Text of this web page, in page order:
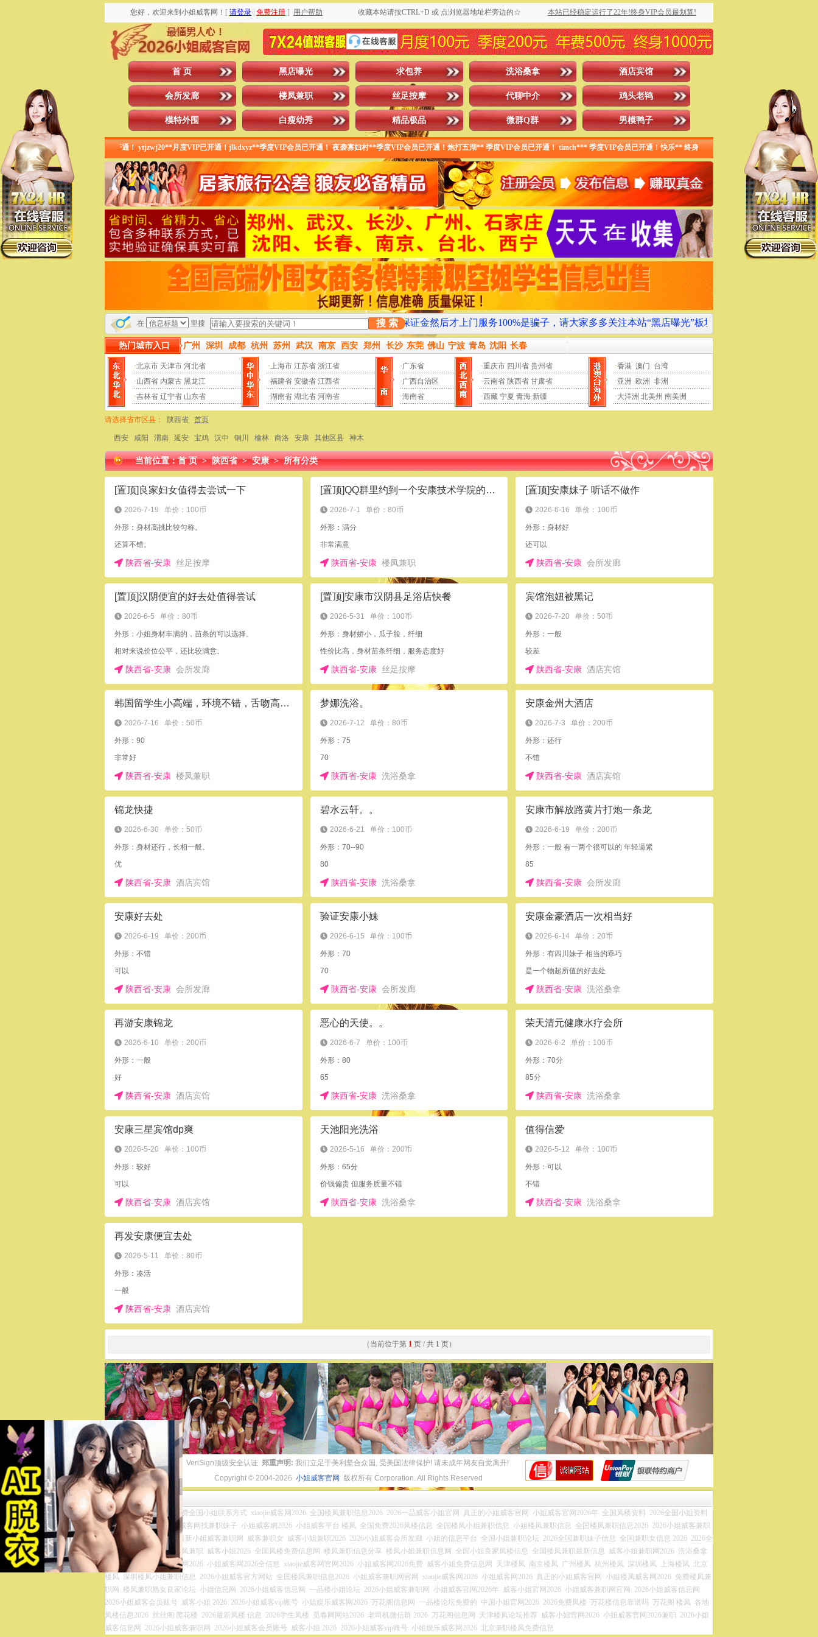
您好，欢迎来到小姐威客网！ [ 请登录 免费注册 ] 用户帮助 收藏本站请按CTRL+D 或 点浏览器地址栏旁边的☆ 本站已经稳定运行了22年!终身VIP会员最划算!
首 页 黑店曝光 求包养 洗浴桑拿 酒店宾馆
会所发廊 楼凤兼职 丝足按摩 代聊中介 鸡头老鸨
模特外围 白瘦幼秀 精品极品 微群Q群 男模鸭子
年VIP会员已开通！ ytjzwj20**月度VIP已开通！jlkdxyz**季度VIP会员已开通！ 夜袭寡妇村**季度VIP会员已开通！炮打五湖** 季度VIP会员已开通！ timch*** 季度VIP会员已开通！快乐** 终身VIP会员已开通！ 小** 月度VIP已
在 里搜 搜 索
户数量更新频率均遥遥领先其他仿冒站点！一直被模仿从未被超越！ 先交路费保证金然后才上门服务100%是骗子，请大家多多关注本站“黑店曝光”板块，以免上当受骗！
热门城市入口 广州 深圳 成都 杭州 苏州 武汉 南京 西安 郑州 长沙 东莞 佛山 宁波 青岛 沈阳 长春
·北京市 天津市 河北省
·山西省 内蒙古 黑龙江
·吉林省 辽宁省 山东省
·上海市 江苏省 浙江省
·福建省 安徽省 江西省
·湖南省 湖北省 河南省
·广东省
·广西自治区
·海南省
·重庆市 四川省 贵州省
·云南省 陕西省 甘肃省
·西藏 宁夏 青海 新疆
·香港 澳门
台湾
·亚洲 欧洲 非洲
·大洋洲 北美州 南美洲
请选择省市区县： 陕西省 首页
西安 咸阳 渭南 延安 宝鸡 汉中 铜川 榆林 商洛 安康 其他区县 神木
当前位置：首 页>陕西省>安康>所有分类
[置顶]良家妇女值得去尝试一下
2026-7-19 单价：100币
外形：身材高挑比较匀称。
还算不错。
陕西省-安康 丝足按摩
[置顶]QQ群里约到一个安康技术学院的小太妹，物超所值
2026-7-1 单价：80币
外形：满分
非常满意
陕西省-安康楼凤兼职
[置顶]安康妹子 听话不做作
2026-6-16 单价：100币
外形：身材好
还可以
陕西省-安康 会所发廊
[置顶]汉阴便宜的好去处值得尝试
2026-6-5 单价：80币
外形：小姐身材丰满的，苗条的可以选择。
相对来说价位公平，还比较满意。
陕西省-安康 会所发廊
[置顶]安康市汉阴县足浴店快餐
2026-5-31 单价：100币
外形：身材娇小，瓜子脸，纤细
性价比高，身材苗条纤细，服务态度好
陕西省-安康丝足按摩
宾馆泡妞被黑记
2026-7-20 单价：50币
外形：一般
较差
陕西省-安康 酒店宾馆
韩国留学生小高端，环境不错，舌吻高超，颜值高
2026-7-16 单价：50币
外形：90
非常好
陕西省-安康 楼凤兼职
梦娜洗浴。
2026-7-12 单价：80币
外形：75
70
陕西省-安康洗浴桑拿
安康金州大酒店
2026-7-3 单价：200币
外形：还行
不错
陕西省-安康 酒店宾馆
锦龙快捷
2026-6-30 单价：50币
外形：身材还行，长相一般。
优
陕西省-安康 酒店宾馆
碧水云轩。。
2026-6-21 单价：100币
外形：70--90
80
陕西省-安康洗浴桑拿
安康市解放路黄片打炮一条龙
2026-6-19 单价：200币
外形：一般 有一两个很可以的 年轻逼紧
85
陕西省-安康 会所发廊
安康好去处
2026-6-19 单价：200币
外形：不错
可以
陕西省-安康 会所发廊
验证安康小妹
2026-6-15 单价：100币
外形：70
70
陕西省-安康会所发廊
安康金豪酒店一次相当好
2026-6-14 单价：20币
外形：有四川妹子 相当的乖巧
是一个物超所值的好去处
陕西省-安康 洗浴桑拿
再游安康锦龙
2026-6-10 单价：200币
外形：一般
好
陕西省-安康 酒店宾馆
恶心的天使。。
2026-6-7 单价：100币
外形：80
65
陕西省-安康洗浴桑拿
荣天清元健康水疗会所
2026-6-2 单价：100币
外形：70分
85分
陕西省-安康 洗浴桑拿
安康三星宾馆dp爽
2026-5-20 单价：100币
外形：较好
可以
陕西省-安康 酒店宾馆
天池阳光洗浴
2026-5-16 单价：200币
外形：65分
价钱偏贵 但服务质量不错
陕西省-安康洗浴桑拿
值得信爱
2026-5-12 单价：100币
外形：可以
不错
陕西省-安康 洗浴桑拿
再发安康便宜去处
2026-5-11 单价：80币
外形：凑活
一般
陕西省-安康 酒店宾馆
（当前位于第 1页 / 共 1页）
VeriSign顶级安全认证 郑重声明: 我们立足于美利坚合众国, 受美国法律保护! 请未成年网友自觉离开!
Copyright © 2004-2026 小姐威客官网 版权所有 Corporation. All Rights Reserved
友情链接
小姐威客兼职网官网 免费全国小姐联系方式 xiaojie威客网2026 全国楼凤兼职信息2026 2026一品威客小姐官网 真正的小姐威客官网 小姐威客官网2026年 全国凤楼资料
2026全国小姐资料
zip
全国各地凤楼资源 威客网找兼职妹子 小姐威客網2026 小姐威客平台 楼凤 全国免费2026凤楼信息 全国楼凤小姐兼职信息 小姐楼凤兼职信息 全国楼凤兼职信息2026 2026小姐威客兼职
一品小姐威客官网 最新小姐威客兼职网 威客兼职女 威客小姐兼职2026 2026小姐威客会所发廊 小姐的信息平台 全国小姐兼职论坛 2026全国兼职妹子信息 全国兼职女信息 2026 2026全
国兼职妹子信息
小妹楼凤兼职 威客小姐2026 全国凤楼免费信息网 楼凤兼职信息分享 楼凤小姐兼职信息网 全国小姐良家凤楼信息 全国楼凤兼职最新信息 威客小姐兼职网2026 洗浴桑拿
威客网2026
威客小姐官网2026 小姐威客网2026全信息 xiaojie威客网官网2026 小姐威客网2026免费 威客小姐免费信息网 天津楼凤 南京楼凤 广州楼凤 杭州楼凤 深圳楼凤 上海楼凤 北京
楼凤 深圳楼凤小姐兼职信息 2026小姐威客官方网站 全国楼凤兼职信息2026 小姐威客兼职网官网 xiaojie威客网2026 小姐威客网2026 真正的小姐威客官网 小姐楼凤威客网2026 免费楼凤兼
职网
楼凤兼职熟女良家论坛 小姐信息网 2026小姐威客信息网 一品楼小姐论坛 2026小姐威客兼职网 小姐威客官网2026年 威客小姐官网2026 小姐威客兼职网官网
2026小姐威客信息网
2026小姐威客会员账号 威客小姐 2026 2026小姐威客vip账号 小姐娱乐威客网2026 万花阁信息网 一品楼论坛免费的 中国小姐官网2026 2026免费凤楼 万花楼信息靠谱吗 万花阁 楼凤 各地
凤楼信息2026 丝丝阁 爬花楼 2026最新凤楼 信息 2026学生凤楼 觅春网网站2026 老司机微信群 2026 万花阁信息网 天津楼凤论坛推荐 威客小姐官网2026 小姐威客官网2026兼职 2026小姐
威客信息网
2026小姐威客兼职网 2026小姐威客会员账号 威客小姐 2026 2026小姐威客vip账号 小姐娱乐威客网2026 北京兼职楼凤免费信息